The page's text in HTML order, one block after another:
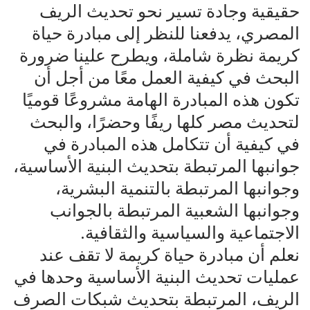
حقيقية وجادة تسير نحو تحديث الريف
المصري، يدفعنا للنظر إلى مبادرة حياة
كريمة نظرة شاملة، ويطرح علينا ضرورة
البحث في كيفية العمل معًا من أجل أن
تكون هذه المبادرة الهامة مشروعًا قوميًا
لتحديث مصر كلها ريفًا وحضرًا، والبحث
في كيفية أن تتكامل هذه المبادرة في
جوانبها المرتبطة بتحديث البنية الأساسية،
وجوانبها المرتبطة بالتنمية البشرية،
وجوانبها الشعبية المرتبطة بالجوانب
الاجتماعية والسياسية والثقافية.
نعلم أن مبادرة حياة كريمة لا تقف عند
عمليات تحديث البنية الأساسية وحدها في
الريف، المرتبطة بتحديث شبكات الصرف